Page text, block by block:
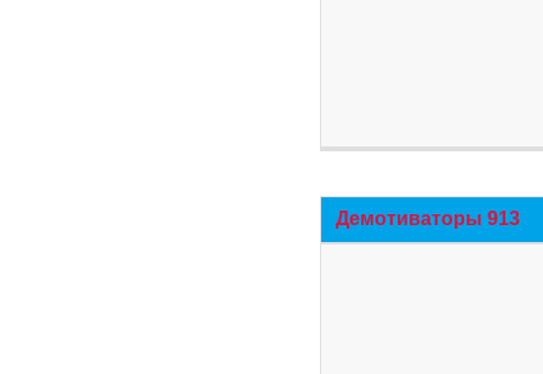
Демотиваторы 913